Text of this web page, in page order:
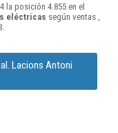
la posición 4.855 en el
eléctricas según ventas ,
Lacions Antoni